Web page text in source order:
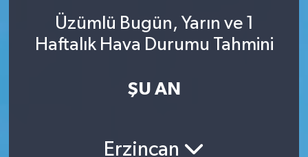
Üzümlü Bugün, Yarın ve 1
Haftalık Hava Durumu Tahmini
ŞU AN
Erzincan
SINAVLAR
AKADEMİK/BİLİM